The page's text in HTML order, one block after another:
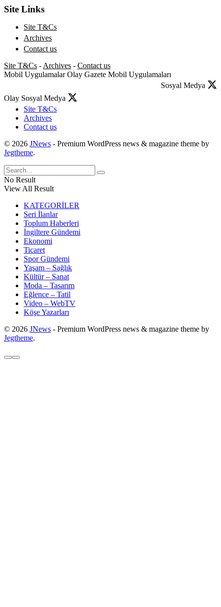
Site Links
Site T&Cs
Archives
Contact us
Site T&Cs - Archives - Contact us
Mobil Uygulamalar Olay Gazete Mobil Uygulamaları
Sosyal Medya
Olay Sosyal Medya
Site T&Cs
Archives
Contact us
© 2026 JNews - Premium WordPress news & magazine theme by
Jegtheme.
No Result
View All Result
KATEGORİLER
Seri İlanlar
Toplum Haberleri
İngiltere Gündemi
Ekonomi
Ticaret
Spor Gündemi
Yaşam – Sağlık
Kültür – Sanat
Moda – Tasarım
Eğlence – Tatil
Video – WebTV
Köşe Yazarları
© 2026 JNews - Premium WordPress news & magazine theme by
Jegtheme.